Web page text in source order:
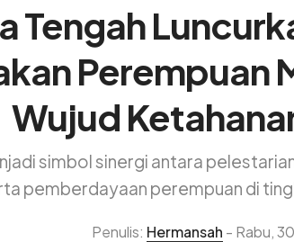
Tengah
Perempuan
Wujud
simbol sinergi antara
pemberdayaan perempuan di
Penulis: Hermansah - Rabu,